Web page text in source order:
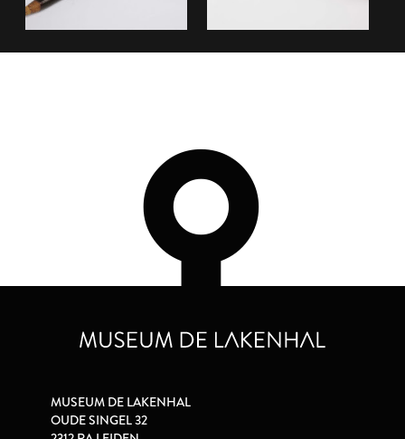
MUSEUM DE LAKENHAL
OUDE SINGEL 32